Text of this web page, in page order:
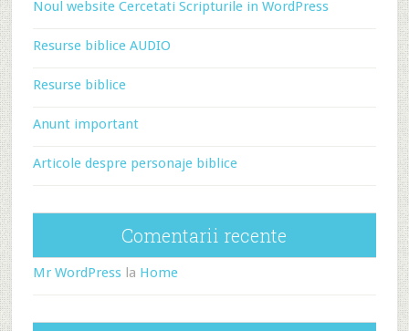
Noul website Cercetati Scripturile in WordPress
Resurse biblice AUDIO
Resurse biblice
Anunt important
Articole despre personaje biblice
Comentarii recente
Mr WordPressla Home